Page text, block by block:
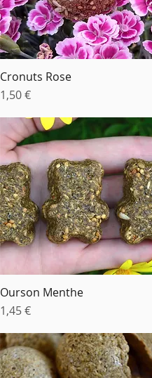
Aperçu rapide
Cronuts Rose
Prix
1,50 €
Aperçu rapide
Ourson Menthe
Prix
1,45 €